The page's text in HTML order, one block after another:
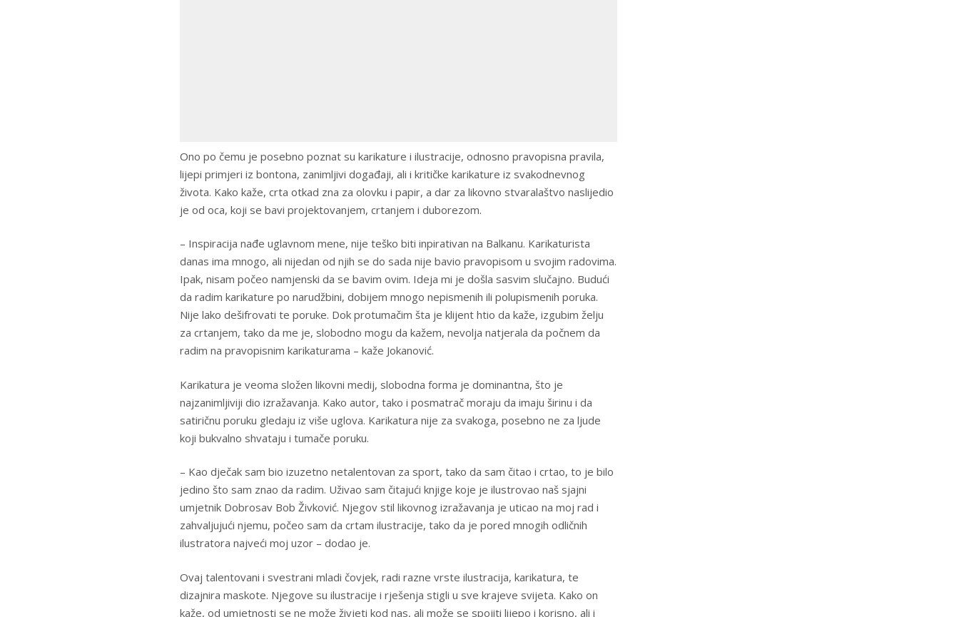
Ono po čemu je posebno poznat su karikature i ilustracije, odnosno pravopisna pravila,
lijepi primjeri iz bontona, zanimljivi događaji, ali i kritičke karikature iz svakodnevnog
života. Kako kaže, crta otkad zna za olovku i papir, a dar za likovno stvaralaštvo naslijedio
je od oca, koji se bavi projektovanjem, crtanjem i duborezom.
– Inspiracija nađe uglavnom mene, nije teško biti inpirativan na Balkanu. Karikaturista
danas ima mnogo, ali nijedan od njih se do sada nije bavio pravopisom u svojim radovima.
Ipak, nisam počeo namjenski da se bavim ovim. Ideja mi je došla sasvim slučajno. Budući
da radim karikature po narudžbini, dobijem mnogo nepismenih ili polupismenih poruka.
Nije lako dešifrovati te poruke. Dok protumačim šta je klijent htio da kaže, izgubim želju
za crtanjem, tako da me je, slobodno mogu da kažem, nevolja natjerala da počnem da
radim na pravopisnim karikaturama – kaže Jokanović.
Karikatura je veoma složen likovni medij, slobodna forma je dominantna, što je
najzanimljiviji dio izražavanja. Kako autor, tako i posmatrač moraju da imaju širinu i da
satiričnu poruku gledaju iz više uglova. Karikatura nije za svakoga, posebno ne za ljude
koji bukvalno shvataju i tumače poruku.
– Kao dječak sam bio izuzetno netalentovan za sport, tako da sam čitao i crtao, to je bilo
jedino što sam znao da radim. Uživao sam čitajući knjige koje je ilustrovao naš sjajni
umjetnik Dobrosav Bob Živković. Njegov stil likovnog izražavanja je uticao na moj rad i
zahvaljujući njemu, počeo sam da crtam ilustracije, tako da je pored mnogih odličnih
ilustratora najveći moj uzor – dodao je.
Ovaj talentovani i svestrani mladi čovjek, radi razne vrste ilustracija, karikatura, te
dizajnira maskote. Njegove su ilustracije i rješenja stigli u sve krajeve svijeta. Kako on
kaže, od umjetnosti se ne može živjeti kod nas, ali može se spojiti lijepo i korisno, ali i